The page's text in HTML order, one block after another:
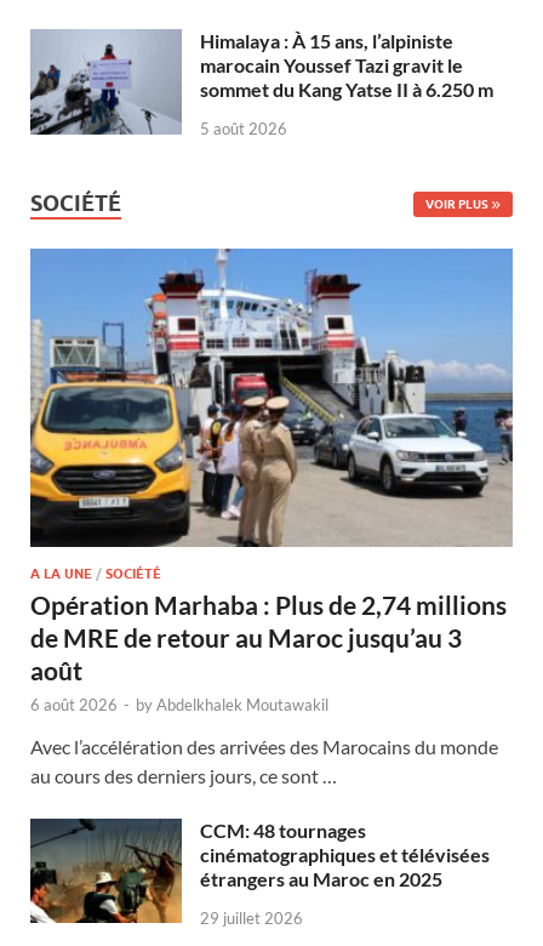
Himalaya : À 15 ans, l’alpiniste
marocain Youssef Tazi gravit le
sommet du Kang Yatse II à 6.250 m
5 août 2026
SOCIÉTÉ VOIR PLUS
A LA UNE / SOCIÉTÉ
Opération Marhaba : Plus de 2,74 millions
de MRE de retour au Maroc jusqu’au 3
août
6 août 2026 - byAbdelkhalek Moutawakil
Avec l’accélération des arrivées des Marocains du monde
au cours des derniers jours, ce sont …
CCM: 48 tournages
cinématographiques et télévisées
étrangers au Maroc en 2025
29 juillet 2026